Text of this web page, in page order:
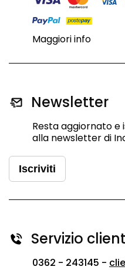
Maggiori info
Newsletter
Resta aggiornato e
alla newsletter di
Iscriviti
Servizio
0362 - 243145 -